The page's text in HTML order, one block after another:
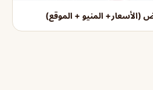
(الأسعار+ المنيو + الموقع)